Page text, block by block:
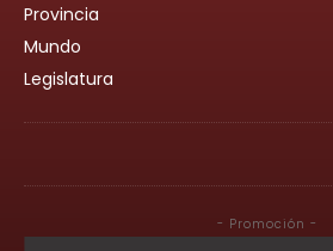
Provincia
Mundo
Legislatura
- Promoción -